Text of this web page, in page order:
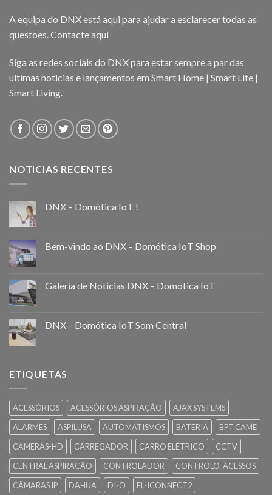
A equipa do DNX está aqui para ajudar a esclarecer todas as
questões.Contacte aqui
Siga as redes sociais do DNX para estar sempre a par das
ultimas noticias e lançamentos em Smart Home | Smart Life |
Smart Living.
NOTICIAS RECENTES
DNX – Domótica IoT !
Bem-vindo ao DNX – Domótica IoT Shop
Galeria de Noticias DNX – Domótica IoT
DNX – Domótica IoT Som Central
ETIQUETAS
ACESSÓRIOS ACESSÓRIOS ASPIRAÇÃO
AJAX SYSTEMS
ALARMES
ASPILUSA AUTOMATISMOS BATERIA
BPT CAME
CAMERAS-HD
CARREGADOR CARRO ELÉTRICO
CCTV
CENTRAL ASPIRAÇÃO
CONTROLADOR
CONTROLO-ACESSOS
CÂMARAS IP
DAHUA DI-O
EL-ICONNECT2